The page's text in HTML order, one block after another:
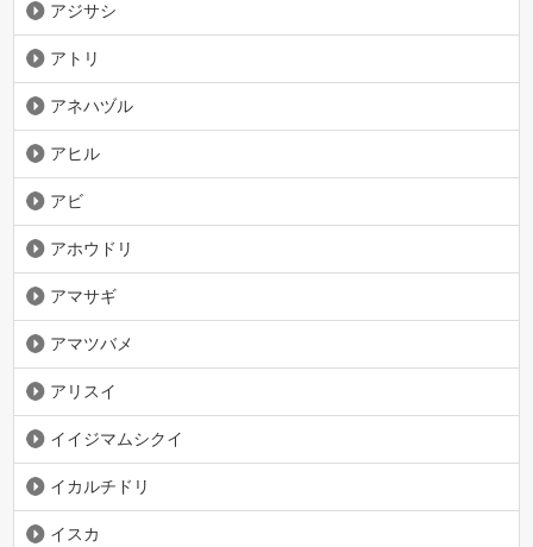
アジサシ
アトリ
アネハヅル
アヒル
アビ
アホウドリ
アマサギ
アマツバメ
アリスイ
イイジマムシクイ
イカルチドリ
イスカ